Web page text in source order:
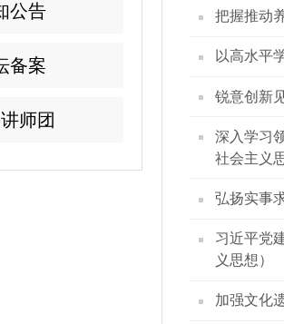
公告
备案
师团
把握推动
以高水平
锐意创新
深入学习
社会主义
弘扬实事
习近平党
义思想）
加强文化